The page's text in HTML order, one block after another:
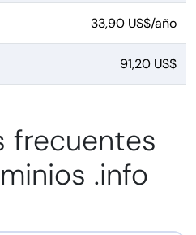
33,90 US$/año
91,20 US$
frecuentes
.info